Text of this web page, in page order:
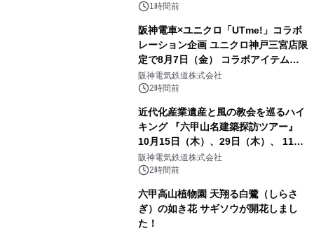
1時間前
阪神電車×ユニクロ「UTme!」コラボ
レーション企画 ユニクロ神戸三宮店限
定で8月7日（金） コラボアイテムが
発売決定！
阪神電気鉄道株式会社
2時間前
近代化産業遺産と風の教会を巡るハイ
キング 『六甲山名建築探訪ツアー』
10月15日（木）、29日（木）、 11月
5日（木）、12日（木）に開催！
阪神電気鉄道株式会社
2時間前
六甲高山植物園 天翔る白鷺（しらさ
ぎ）の如き花 サギソウが開花しまし
た！